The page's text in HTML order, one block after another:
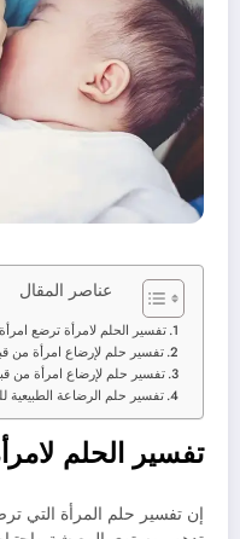
عناصر المقال
تفسير الحلم لامرأة ترضع امرأة
تفسير حلم لإرضاع امرأة من
تفسير حلم لإرضاع امرأة من
تفسير حلم الرضاعة الطبيعية
تفسير الحلم
إن تفسير حلم المرأة التي